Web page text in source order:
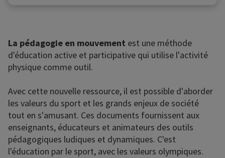
La pédagogie en mouvement est une méthode
d'éducation active et participative qui utilise l'activité
physique comme outil.
Avec cette nouvelle ressource, il est possible d'aborder
les valeurs du sport et les grands enjeux de société
tout en s'amusant. Ces documents fournissent aux
enseignants, éducateurs et animateurs des outils
pédagogiques ludiques et dynamiques. C'est
l'éducation par le sport, avec les valeurs olympiques.